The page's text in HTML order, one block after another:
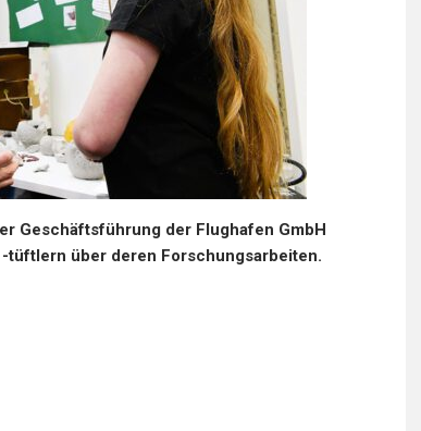
Geschäftsführung der Flughafen GmbH
über deren Forschungsarbeiten.